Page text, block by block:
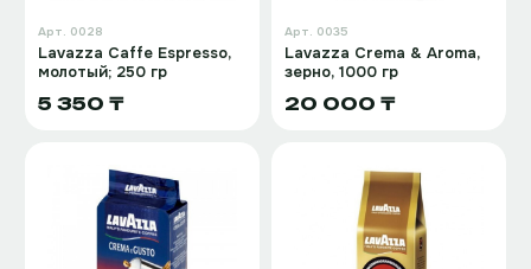
Арт. 0028
Lavazza Caffe Espresso,
молотый; 250 гр
5 350 ₸
Арт. 0035
Lavazza Crema & Aroma,
зерно, 1000 гр
20 000 ₸